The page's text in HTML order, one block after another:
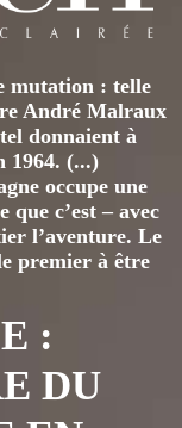
mutation : telle
André Malraux
donnaient à
1964. (...)
occupe une
c’est – avec
l’aventure. Le
premier à être
:
DU